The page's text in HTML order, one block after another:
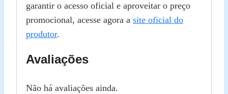
garantir o acesso oficial e aproveitar o preço
promocional, acesse agora a site oficial do
produtor.
Avaliações
Não há avaliações ainda.